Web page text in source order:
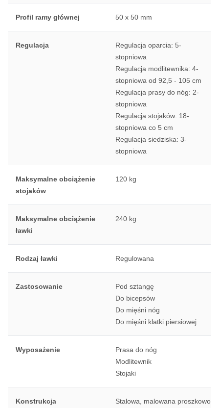
Profil ramy głównej 50 x 50 mm
Regulacja
Regulacja oparcia: 5-
stopniowa
Regulacja modlitewnika: 4-
stopniowa od 92,5 - 105 cm
Regulacja prasy do nóg: 2-
stopniowa
Regulacja stojaków: 18-
stopniowa co 5 cm
Regulacja siedziska: 3-
stopniowa
Maksymalne obciążenie
stojaków
120 kg
Maksymalne obciążenie
ławki
240 kg
Rodzaj ławki Regulowana
Zastosowanie
Pod sztangę
Do bicepsów
Do mięśni nóg
Do mięśni klatki piersiowej
Wyposażenie
Prasa do nóg
Modlitewnik
Stojaki
Konstrukcja Stalowa, malowana proszkowo